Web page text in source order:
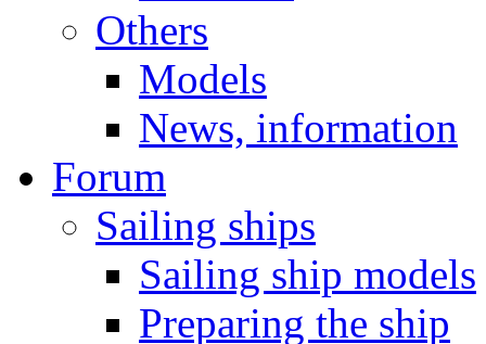
Others
Models
News, information
Forum
Sailing ships
Sailing ship models
Preparing the ship